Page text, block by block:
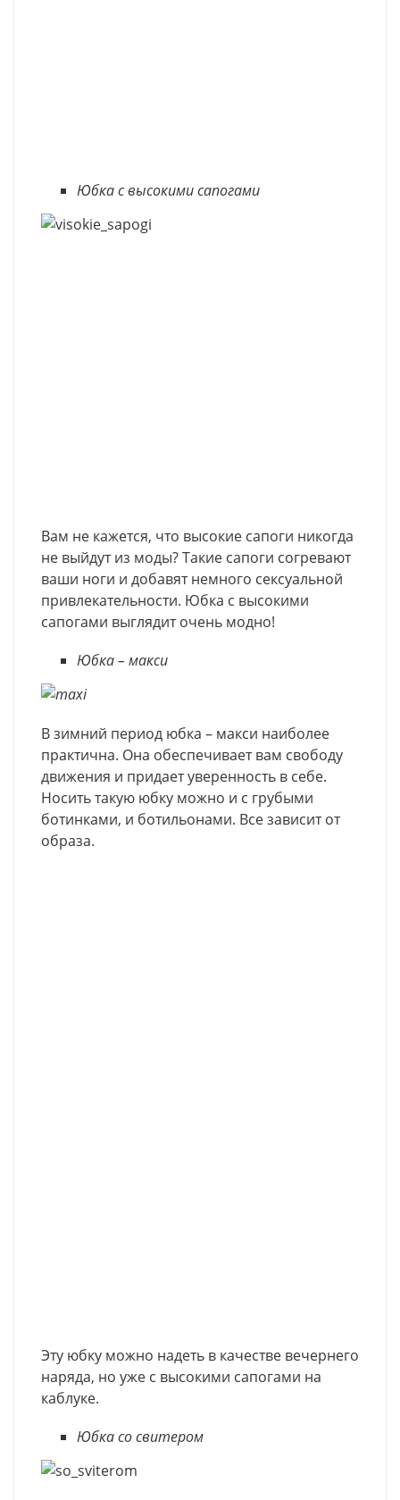
Юбка с высокими сапогами
Вам не кажется, что высокиe сапоги никогда
не выйдут из моды? Такие сапоги согревают
ваши ноги и добавят немного сексуальной
привлекательности. Юбка с высокими
сапогами выглядит очень модно!
Юбка – макси
В зимний период юбка – макси наиболее
практична. Она обеспечивает вам свободу
движения и придает уверенность в себе.
Носить такую юбку можно и с грубыми
ботинками, и ботильонами. Все зависит от
образа.
Эту юбку можно надеть в качестве вечернего
наряда, но уже с высокими сапогами на
каблуке.
Юбка со свитером